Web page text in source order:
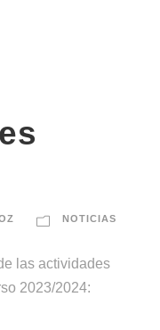
NOTICIAS
las actividades
2023/2024: